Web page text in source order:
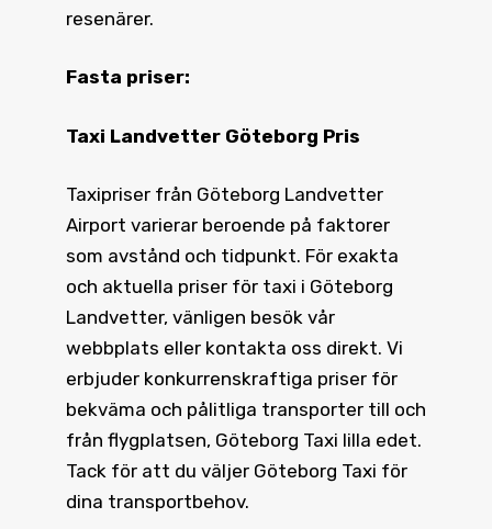
resenärer.
Fasta priser:
Taxi Landvetter Göteborg Pris
Taxipriser från Göteborg Landvetter
Airport varierar beroende på faktorer
som avstånd och tidpunkt. För exakta
och aktuella priser för taxi i Göteborg
Landvetter, vänligen besök vår
webbplats eller kontakta oss direkt. Vi
erbjuder konkurrenskraftiga priser för
bekväma och pålitliga transporter till och
från flygplatsen, Göteborg Taxi lilla edet.
Tack för att du väljer Göteborg Taxi för
dina transportbehov.